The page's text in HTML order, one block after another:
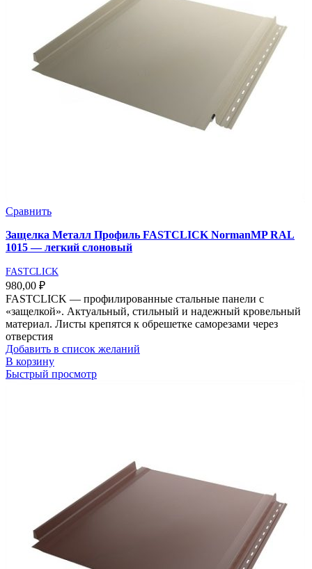
Сравнить
Защелка Металл Профиль FASTCLICK NormanMP RAL
1015 — легкий слоновый
FASTCLICK
980,00 ₽
FASTCLICK — профилированные стальные панели с
«защелкой». Актуальный, стильный и надежный кровельный
материал. Листы крепятся к обрешетке саморезами через
отверстия
Добавить в список желаний
В корзину
Быстрый просмотр